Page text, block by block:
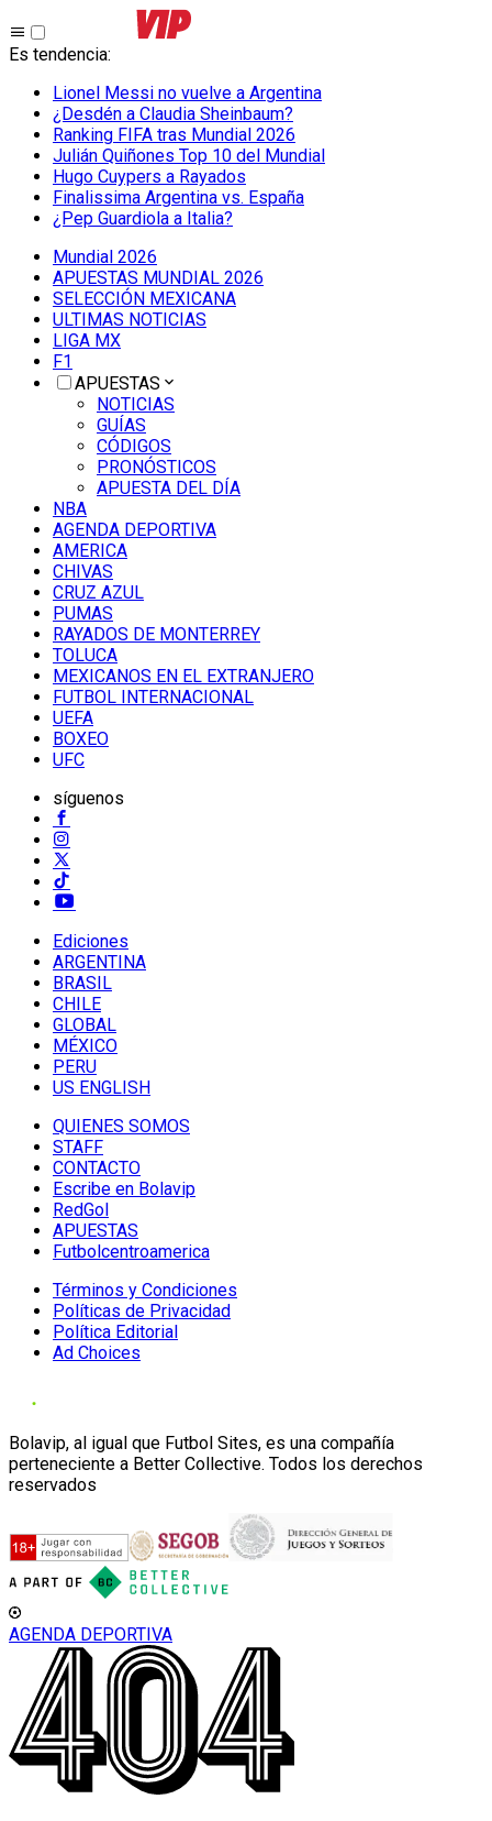
Es tendencia:
Lionel Messi no vuelve a Argentina
¿Desdén a Claudia Sheinbaum?
Ranking FIFA tras Mundial 2026
Julián Quiñones Top 10 del Mundial
Hugo Cuypers a Rayados
Finalissima Argentina vs. España
¿Pep Guardiola a Italia?
Mundial 2026
APUESTAS MUNDIAL 2026
SELECCIÓN MEXICANA
ULTIMAS NOTICIAS
LIGA MX
F1
APUESTAS
NOTICIAS
GUÍAS
CÓDIGOS
PRONÓSTICOS
APUESTA DEL DÍA
NBA
AGENDA DEPORTIVA
AMERICA
CHIVAS
CRUZ AZUL
PUMAS
RAYADOS DE MONTERREY
TOLUCA
MEXICANOS EN EL EXTRANJERO
FUTBOL INTERNACIONAL
UEFA
BOXEO
UFC
síguenos
Ediciones
ARGENTINA
BRASIL
CHILE
GLOBAL
MÉXICO
PERU
US ENGLISH
QUIENES SOMOS
STAFF
CONTACTO
Escribe en Bolavip
RedGol
APUESTAS
Futbolcentroamerica
Términos y Condiciones
Políticas de Privacidad
Política Editorial
Ad Choices
Bolavip, al igual que Futbol Sites, es una compañía
perteneciente a Better Collective. Todos los derechos
reservados
AGENDA DEPORTIVA